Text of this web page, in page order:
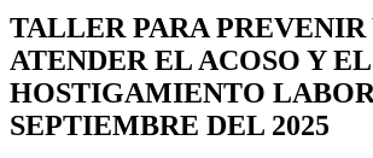
TALLER PARA PREVENIR
ATENDER EL ACOSO Y EL
HOSTIGAMIENTO
SEPTIEMBRE DEL 2025